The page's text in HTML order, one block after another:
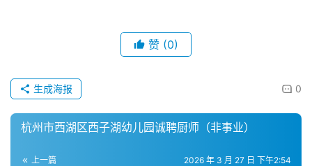
赞 (0)
0
生成海报
杭州市西湖区西子湖幼儿园诚聘厨师（非事业）
上一篇 2026 年 3 月 27 日 下午2:54